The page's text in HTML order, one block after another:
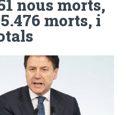
nous morts,
morts, i